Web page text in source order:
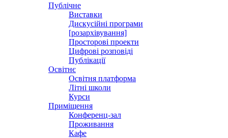
Публічне
Виставки
Дискусійні програми
[розархівування]
Просторові проекти
Цифрові розповіді
Публікації
Освітнє
Освітня платформа
Літні школи
Курси
Приміщення
Конференц-зал
Проживання
Кафе